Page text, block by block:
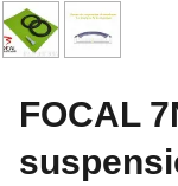
FOCAL